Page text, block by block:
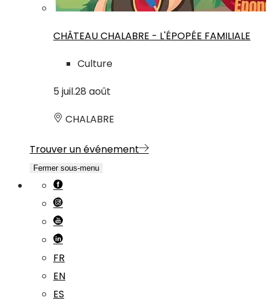
CHÂTEAU CHALABRE - L'ÉPOPÉE FAMILIALE
Culture
5 juil.28 août
CHALABRE
Trouver un événement
Fermer sous-menu
FR
EN
ES